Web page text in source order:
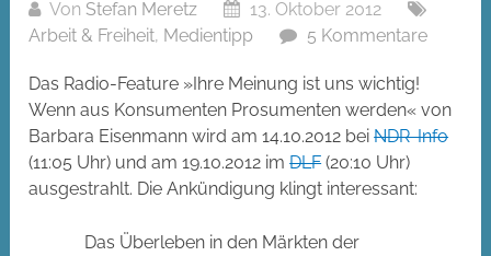
Von Stefan Meretz
13. Oktober 2012
Arbeit & Freiheit, Medientipp 5 Kommentare
Das Radio-Feature »Ihre Meinung ist uns wichtig!
Wenn aus Konsumenten Prosumenten werden« von
Barbara Eisenmann wird am 14.10.2012 beiNDR-Info
(11:05 Uhr) und am 19.10.2012 imDLF(20:10 Uhr)
ausgestrahlt. Die Ankündigung klingt interessant:
Das Überleben in den Märkten der